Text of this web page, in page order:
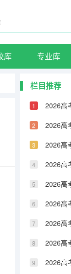
库 专业库
栏目推荐